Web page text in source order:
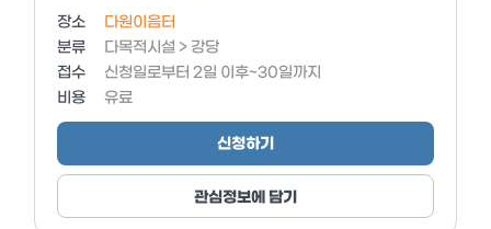
장소
다원이음터
분류
다목적시설 > 강당
접수
신청일로부터 2일 이후~30일까지
비용
유료
신청하기
관심정보에 담기